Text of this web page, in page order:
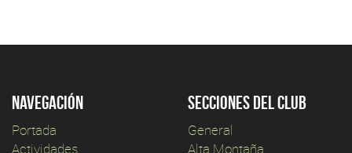
Navegación
Portada
Actividades
Secciones del club
General
Alta Montaña